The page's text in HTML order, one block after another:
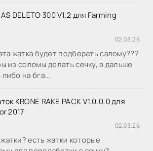
DELETO 300 V1.2 для Farming
02.03.26
жатка будет подберать салому???
из соломы делать сечку, а дальше
на бга...
KRONE RAKE PACK V1.0.0.0 для
2017
02.03.26
есть жатки которые